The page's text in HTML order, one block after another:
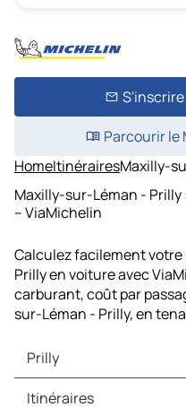
Parcourir le
HomeItinérairesMaxilly-
Maxilly-sur-Léman -
– ViaMichelin
Calculez facilement
Prilly en voiture avec
carburant, coût par
sur-Léman - Prilly, en
Prilly
Prilly Cartes et plans
Itinéraires